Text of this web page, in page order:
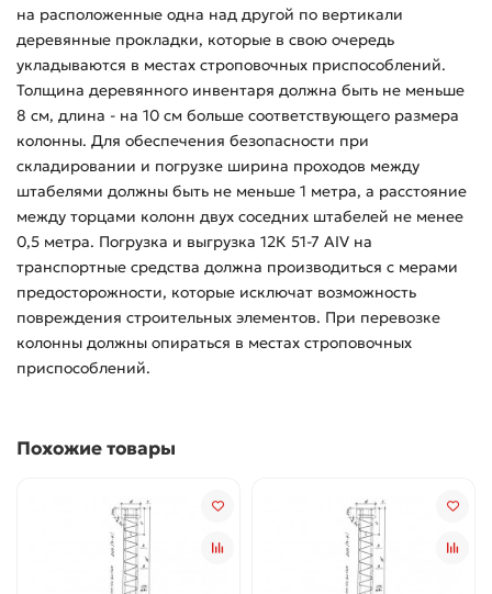
на расположенные одна над другой по вертикали
деревянные прокладки, которые в свою очередь
укладываются в местах строповочных приспособлений.
Толщина деревянного инвентаря должна быть не меньше
8 см, длина - на 10 см больше соответствующего размера
колонны. Для обеспечения безопасности при
складировании и погрузке ширина проходов между
штабелями должны быть не меньше 1 метра, а расстояние
между торцами колонн двух соседних штабелей не менее
0,5 метра. Погрузка и выгрузка 12К 51-7 АIV на
транспортные средства должна производиться с мерами
предосторожности, которые исключат возможность
повреждения строительных элементов. При перевозке
колонны должны опираться в местах строповочных
приспособлений.
Похожие товары